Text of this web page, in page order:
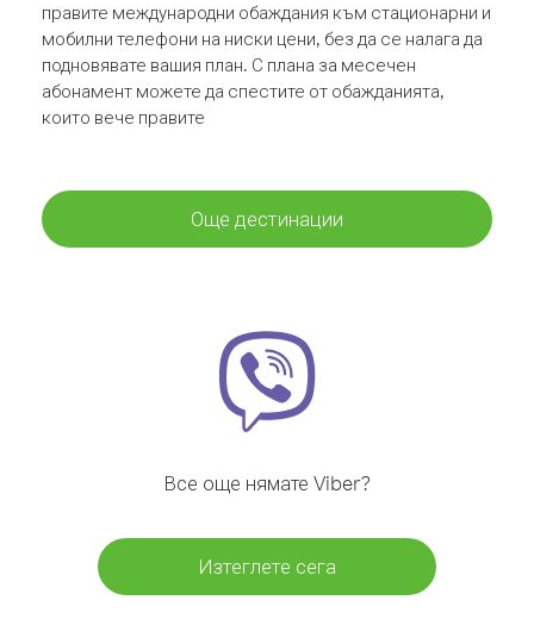
правите международни обаждания към стационарни и
мобилни телефони на ниски цени, без да се налага да
подновявате вашия план. С плана за месечен
абонамент можете да спестите от обажданията,
които вече правите
Още дестинации
Все още нямате Viber?
Изтеглете сега